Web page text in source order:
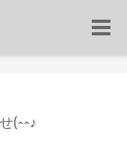
Toggle
(^^♪